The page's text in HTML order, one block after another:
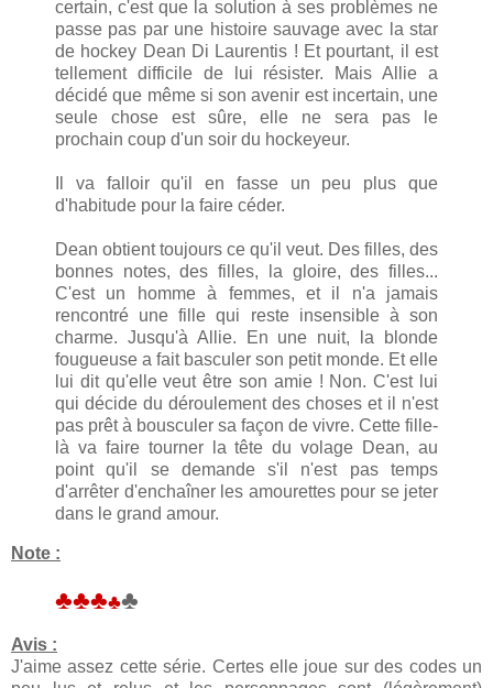
certain, c'est que la solution à ses problèmes ne
passe pas par une histoire sauvage avec la star
de hockey Dean Di Laurentis ! Et pourtant, il est
tellement difficile de lui résister. Mais Allie a
décidé que même si son avenir est incertain, une
seule chose est sûre, elle ne sera pas le
prochain coup d'un soir du hockeyeur.
Il va falloir qu'il en fasse un peu plus que
d'habitude pour la faire céder.
Dean obtient toujours ce qu'il veut. Des filles, des
bonnes notes, des filles, la gloire, des filles...
C'est un homme à femmes, et il n'a jamais
rencontré une fille qui reste insensible à son
charme. Jusqu'à Allie. En une nuit, la blonde
fougueuse a fait basculer son petit monde. Et elle
lui dit qu'elle veut être son amie ! Non. C'est lui
qui décide du déroulement des choses et il n'est
pas prêt à bousculer sa façon de vivre. Cette fille-
là va faire tourner la tête du volage Dean, au
point qu'il se demande s'il n'est pas temps
d'arrêter d'enchaîner les amourettes pour se jeter
dans le grand amour.
Note :
♣♣♣♣♣
Avis :
J'aime assez cette série. Certes elle joue sur des codes un